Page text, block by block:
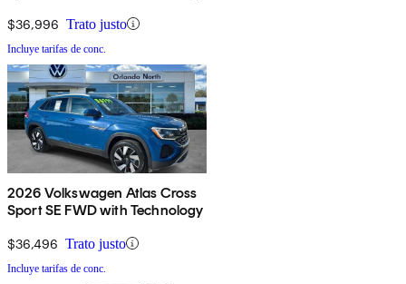
$36,996 Trato justo
Incluye tarifas de conc.
2026 Volkswagen Atlas Cross
Sport SE FWD with Technology
$36,496 Trato justo
Incluye tarifas de conc.